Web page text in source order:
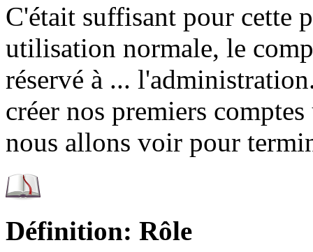
C'était suffisant pour cette
utilisation normale, le
réservé à ...
créer nos premiers
nous allons voir pour
Définition: Rôle